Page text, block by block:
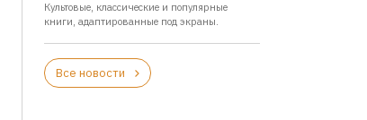
Культовые, классические и популярные
книги, адаптированные под экраны.
Все новости